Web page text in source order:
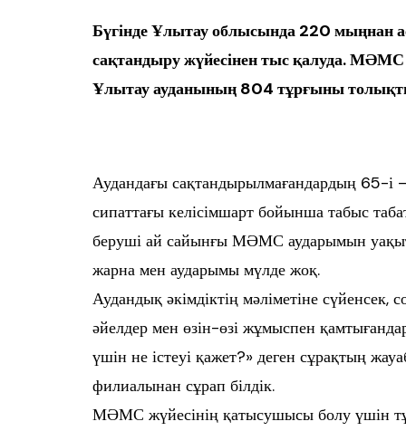
Бүгінде Ұлытау облысында 220 мыңнан
сақтандыру жүйесінен тыс қалуда. МӘМС
Ұлытау ауданының 804 тұрғыны
Аудандағы сақтандырылмағандардың 65-і
сипаттағы келісімшарт бойынша табыс
беруші ай сайынғы МӘМС аударымын
жарна мен аударымы мүлде жоқ.
Аудандық әкімдіктің мәліметіне
әйелдер мен өзін-өзі жұмыспен
үшін не істеуі қажет?» деген сұрақтың
филиалынан сұрап білдік.
МӘМС жүйесінің қатысушысы болу үшін